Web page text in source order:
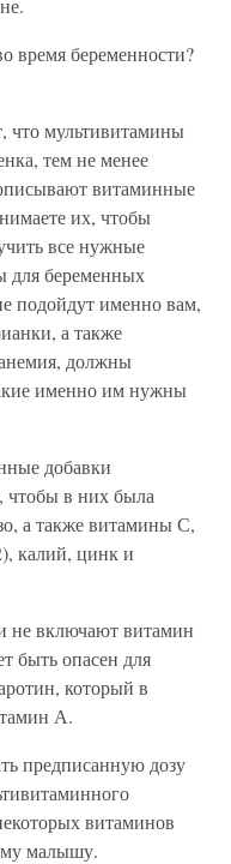
время беременности?
что мультивитамины
тем не менее
витаминные
их, чтобы
все нужные
беременных
подойдут именно вам,
а также
должны
именно им нужны
добавки
чтобы в них была
а также витамины С,
калий, цинк и
не включают витамин
быть опасен для
который в
А.
предписанную дозу
витаминов
малышу.